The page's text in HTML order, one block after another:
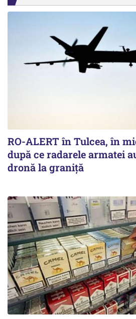
RO-ALERT în Tulcea, în
după ce radarele armatei
dronă la graniță